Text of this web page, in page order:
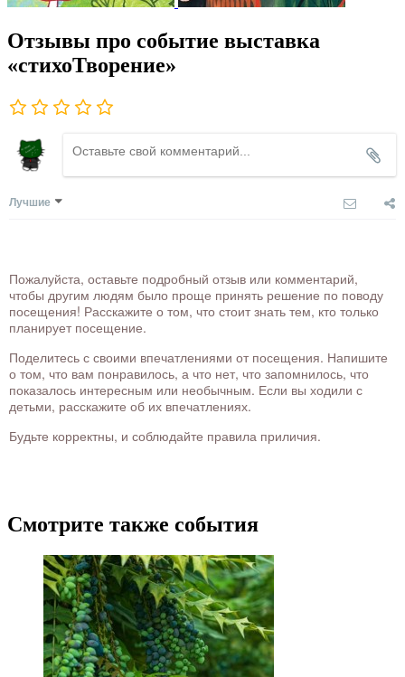
Отзывы про событие выставка
«стихоТворение»
Лучшие
Пожалуйста, оставьте подробный отзыв или комментарий,
чтобы другим людям было проще принять решение по поводу
посещения! Расскажите о том, что стоит знать тем, кто только
планирует посещение.
Поделитесь с своими впечатлениями от посещения. Напишите
о том, что вам понравилось, а что нет, что запомнилось, что
показалось интересным или необычным. Если вы ходили с
детьми, расскажите об их впечатлениях.
Будьте корректны, и соблюдайте правила приличия.
Смотрите также события